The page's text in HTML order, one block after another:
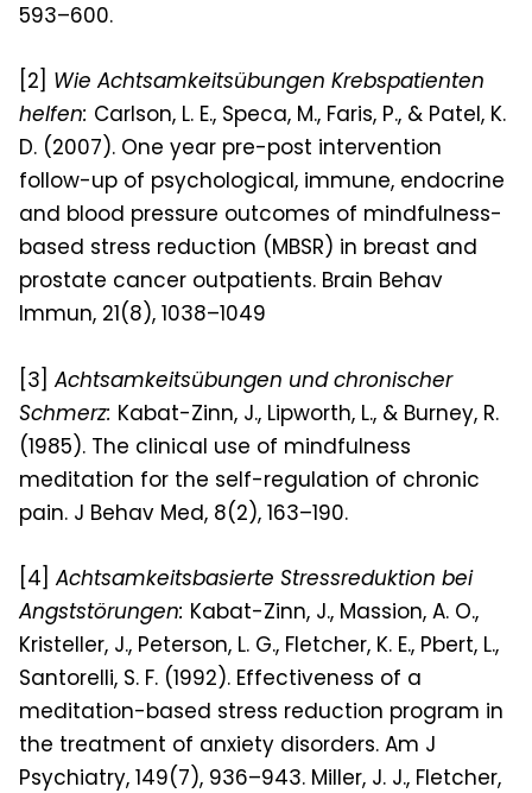
593–600.
[2] Wie Achtsamkeitsübungen Krebspatienten
helfen: Carlson, L. E., Speca, M., Faris, P., & Patel, K.
D. (2007). One year pre-post intervention
follow-up of psychological, immune, endocrine
and blood pressure outcomes of mindfulness-
based stress reduction (MBSR) in breast and
prostate cancer outpatients. Brain Behav
Immun, 21(8), 1038–1049
[3]Achtsamkeitsübungen und chronischer
Schmerz: Kabat-Zinn, J., Lipworth, L., & Burney, R.
(1985). The clinical use of mindfulness
meditation for the self-regulation of chronic
pain. J Behav Med, 8(2), 163–190.
[4]Achtsamkeitsbasierte Stressreduktion bei
Angststörungen: Kabat-Zinn, J., Massion, A. O.,
Kristeller, J., Peterson, L. G., Fletcher, K. E., Pbert, L.,
Santorelli, S. F. (1992). Effectiveness of a
meditation-based stress reduction program in
the treatment of anxiety disorders. Am J
Psychiatry, 149(7), 936–943. Miller, J. J., Fletcher,